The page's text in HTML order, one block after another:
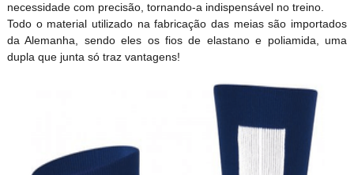
necessidade com precisão, tornando-a indispensável no treino.
Todo o material utilizado na fabricação das meias são importados
da Alemanha, sendo eles os fios de elastano e poliamida, uma
dupla que junta só traz vantagens!